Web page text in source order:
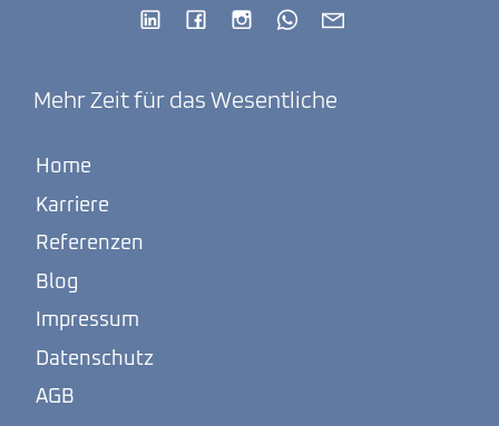
Mehr Zeit für das Wesentliche
Home
Karriere
Referenzen
Blog
Impressum
Datenschutz
AGB